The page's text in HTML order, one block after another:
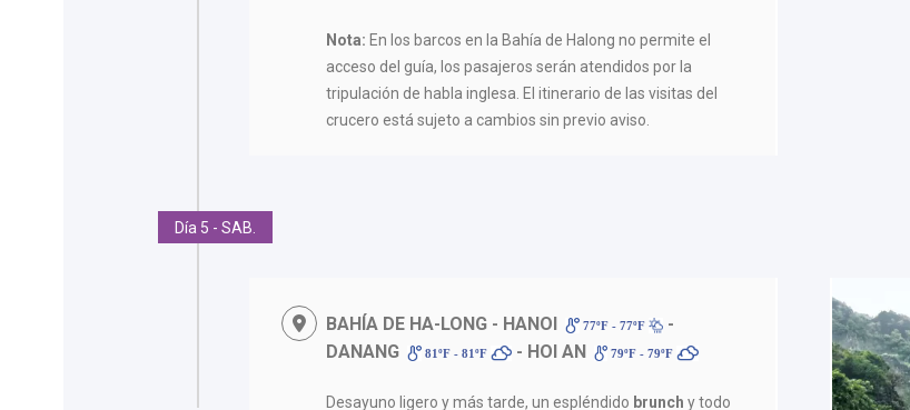
Nota: En los barcos en la Bahía de Halong no permite el
acceso del guía, los pasajeros serán atendidos por la
tripulación de habla inglesa. El itinerario de las visitas del
crucero está sujeto a cambios sin previo aviso.
Día 5 - SAB.
BAHÍA DE HA-LONG - HANOI 77ºF - 77ºF
-
DANANG
81ºF - 81ºF - HOI AN 79ºF - 79ºF
Desayuno ligero y más tarde, un espléndido brunchy todo